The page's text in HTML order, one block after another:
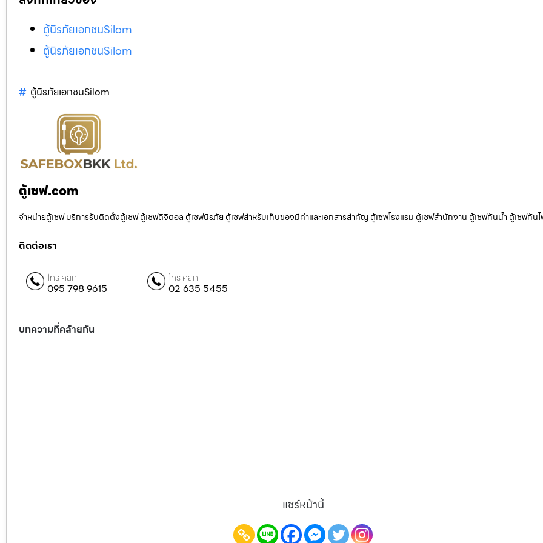
ตู้นิรภัยเอกชนSilom
ตู้นิรภัยเอกชนSilom
ตู้นิรภัยเอกชนSilom
ตู้เซฟ.com
จำหน่ายตู้เซฟ บริการรับติดตั้งตู้เซฟ ตู้เซฟดิจิตอล ตู้เซฟนิรภัย ตู้เซฟสำหรับเก็บของมีค่าและเอกสารสำคัญ ตู้เซฟโรงแรม ตู้เซฟสำนักงาน ตู้เซฟกันน้ำ ตู้เซฟกัน
ติดต่อเรา
โทร คลิก
095 798 9615
โทร คลิก
02 635 5455
บทความที่คล้ายกัน
แชร์หน้านี้